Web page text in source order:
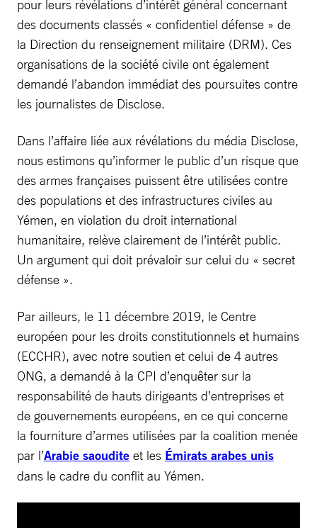
pour leurs révélations d’intérêt général concernant
des documents classés « confidentiel défense » de
la Direction du renseignement militaire (DRM). Ces
organisations de la société civile ont également
demandé l’abandon immédiat des poursuites contre
les journalistes de Disclose.
Dans l’affaire liée aux révélations du média Disclose,
nous estimons qu’informer le public d’un risque que
des armes françaises puissent être utilisées contre
des populations et des infrastructures civiles au
Yémen, en violation du droit international
humanitaire, relève clairement de l’intérêt public.
Un argument qui doit prévaloir sur celui du « secret
défense ».
Par ailleurs, le 11 décembre 2019, le Centre
européen pour les droits constitutionnels et humains
(ECCHR), avec notre soutien et celui de 4 autres
ONG, a demandé à la CPI d’enquêter sur la
responsabilité de hauts dirigeants d’entreprises et
de gouvernements européens, en ce qui concerne
la fourniture d’armes utilisées par la coalition menée
par l’Arabie saoudite et les Émirats arabes unis
dans le cadre du conflit au Yémen.